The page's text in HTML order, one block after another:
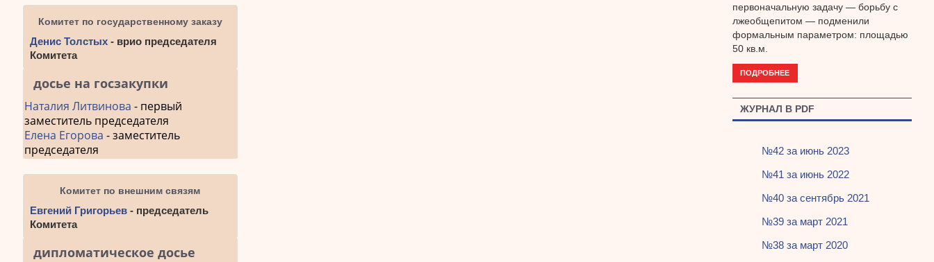
Комитет по государственному заказу
Денис Толстых - врио председателя
Комитета
досье на госзакупки
Наталия Литвинова - первый
заместитель председателя
Елена Егорова - заместитель
председателя
Комитет по внешним связям
Евгений Григорьев - председатель
Комитета
дипломатическое досье
первоначальную задачу — борьбу с
лжеобщепитом — подменили
формальным параметром: площадью
50 кв.м.
ПОДРОБНЕЕ
ЖУРНАЛ В PDF
№42 за июнь 2023
№41 за июнь 2022
№40 за сентябрь 2021
№39 за март 2021
№38 за март 2020